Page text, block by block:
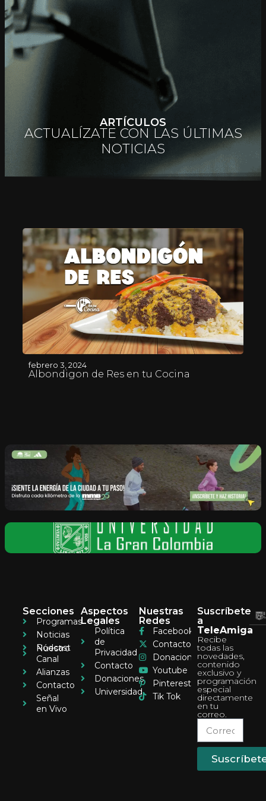
ARTÍCULOS
ACTUALÍZATE CON LAS ÚLTIMAS
NOTICIAS
febrero 3, 2024
Albondigon de Res en tu Cocina
Secciones
Programas
Noticias
Pódcast
Nuestro
Canal
Alianzas
Contacto
Señal
en Vivo
Aspectos
Legales
Política
de
Privacidad
Contacto
Donaciones
Universidad
Nuestras
Redes
Facebook
Contacto
Donaciones
Youtube
Pinterest
Tik Tok
Suscríbete
a
TeleAmiga
Recibe
todas las
novedades,
contenido
exclusivo y
programación
especial
directamente
en tu
correo.